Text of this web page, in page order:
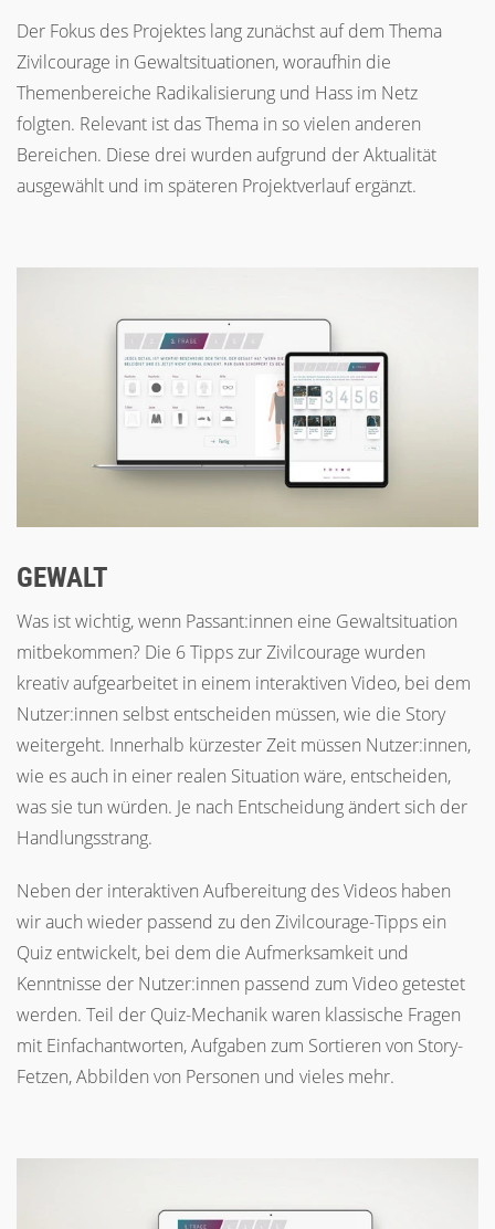
Der Fokus des Projektes lang zunächst auf dem Thema
Zivilcourage in Gewaltsituationen, woraufhin die
Themenbereiche Radikalisierung und Hass im Netz
folgten. Relevant ist das Thema in so vielen anderen
Bereichen. Diese drei wurden aufgrund der Aktualität
ausgewählt und im späteren Projektverlauf ergänzt.
GEWALT
Was ist wichtig, wenn Passant:innen eine Gewaltsituation
mitbekommen? Die 6 Tipps zur Zivilcourage wurden
kreativ aufgearbeitet in einem interaktiven Video, bei dem
Nutzer:innen selbst entscheiden müssen, wie die Story
weitergeht. Innerhalb kürzester Zeit müssen Nutzer:innen,
wie es auch in einer realen Situation wäre, entscheiden,
was sie tun würden. Je nach Entscheidung ändert sich der
Handlungsstrang.
Neben der interaktiven Aufbereitung des Videos haben
wir auch wieder passend zu den Zivilcourage-Tipps ein
Quiz entwickelt, bei dem die Aufmerksamkeit und
Kenntnisse der Nutzer:innen passend zum Video getestet
werden. Teil der Quiz-Mechanik waren klassische Fragen
mit Einfachantworten, Aufgaben zum Sortieren von Story-
Fetzen, Abbilden von Personen und vieles mehr.